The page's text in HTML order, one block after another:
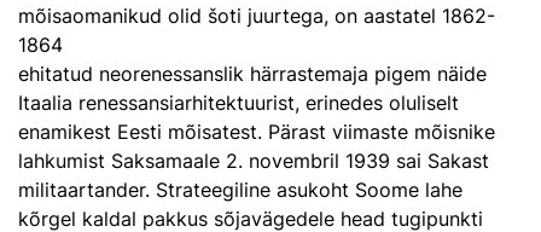
mõisaomanikud olid šoti juurtega, on aastatel 1862-
1864
ehitatud neorenessanslik härrastemaja pigem näide
Itaalia renessansiarhitektuurist, erinedes oluliselt
enamikest Eesti mõisatest. Pärast viimaste mõisnike
lahkumist Saksamaale 2. novembril 1939 sai Sakast
militaartander. Strateegiline asukoht Soome lahe
kõrgel kaldal pakkus sõjavägedele head tugipunkti